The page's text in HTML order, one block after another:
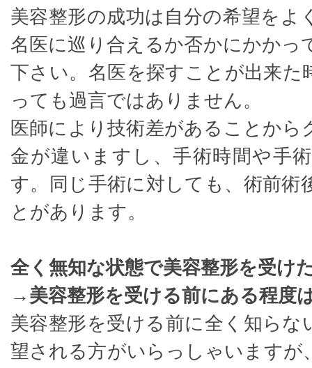
美容整形の成功は自分の希望をよ
名医に巡り合えるか否かにかかっ
下さい。名医を探すことが出来た
っても過言ではありません。
医師により技術差があることか
金が違いますし、手術時間や手
す。同じ手術に対しても、術前術
とがあります。
全く無知な状態で美容整形を受け
→美容整形を受ける前にある程度
美容整形を受ける前に全く知らな
望される方がいらっしゃいますが